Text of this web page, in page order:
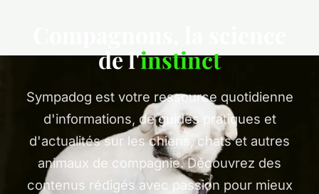
de l'instinct
Sympadog est votre ressource quotidienne
d'informations, de guides pratiques et
d'actualités sur les chiens, chats et autres
animaux de compagnie. Découvrez des
contenus rédigés avec passion pour mieux